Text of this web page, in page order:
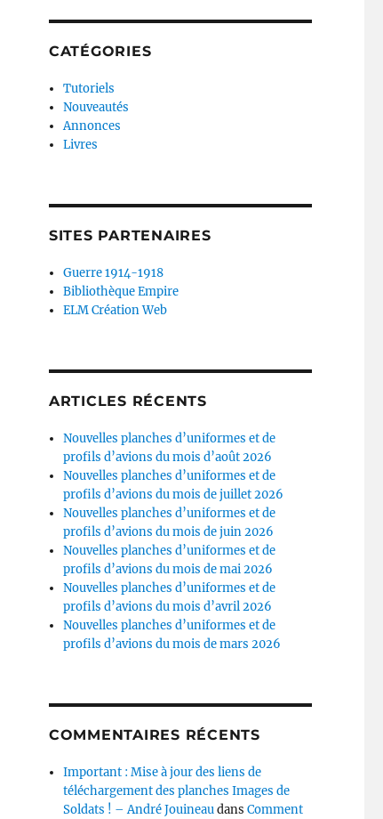
CATÉGORIES
Tutoriels
Nouveautés
Annonces
Livres
SITES PARTENAIRES
Guerre 1914-1918
Bibliothèque Empire
ELM Création Web
ARTICLES RÉCENTS
Nouvelles planches d’uniformes et de
profils d’avions du mois d’août 2026
Nouvelles planches d’uniformes et de
profils d’avions du mois de juillet 2026
Nouvelles planches d’uniformes et de
profils d’avions du mois de juin 2026
Nouvelles planches d’uniformes et de
profils d’avions du mois de mai 2026
Nouvelles planches d’uniformes et de
profils d’avions du mois d’avril 2026
Nouvelles planches d’uniformes et de
profils d’avions du mois de mars 2026
COMMENTAIRES RÉCENTS
Important : Mise à jour des liens de
téléchargement des planches Images de
Soldats ! – André JouineaudansComment